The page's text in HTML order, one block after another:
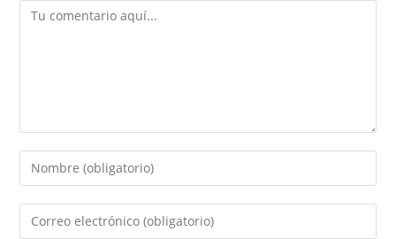
Comentario
Introduce
tu
nombre
Introduce